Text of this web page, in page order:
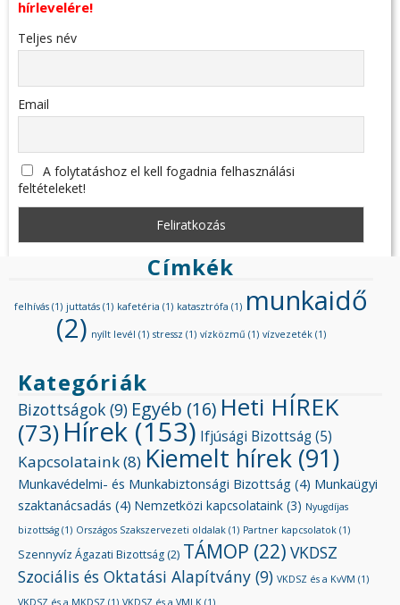
hírlevelére!
Teljes név
Email
A folytatáshoz el kell fogadnia felhasználási
feltételeket!
Címkék
felhívás (1) juttatás (1) kafetéria (1) katasztrófa (1) munkaidő
(2) nyílt levél (1) stressz (1) vízközmű (1) vízvezeték (1)
Kategóriák
Bizottságok (9) Egyéb (16) Heti HÍREK
(73)Hírek (153) Ifjúsági Bizottság(5)
Kapcsolataink(8) Kiemelt hírek (91)
Munkavédelmi- és Munkabiztonsági Bizottság (4) Munkaügyi
szaktanácsadás (4) Nemzetközi kapcsolataink (3) Nyugdíjas
bizottság (1) Országos Szakszervezeti oldalak (1) Partner kapcsolatok (1)
Szennyvíz Ágazati Bizottság (2) TÁMOP (22) VKDSZ
Szociális és Oktatási Alapítvány (9) VKDSZ és a KvVM (1)
VKDSZ és a MKDSZ (1) VKDSZ és a VMLK (1)